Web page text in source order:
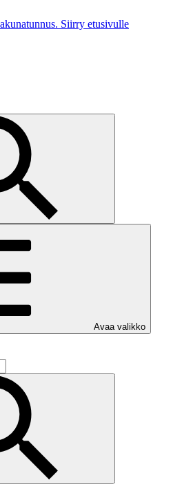
Siirry etusivulle
Avaa valikko